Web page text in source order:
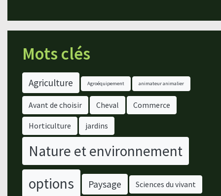
Mots clés
Agriculture Agroéquipement animateur animalier
Avant de choisir Cheval Commerce
Horticulture jardins
Nature et environnement
options
Paysage Sciences du vivant